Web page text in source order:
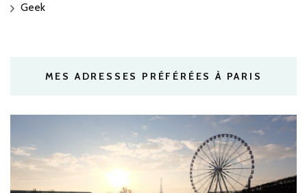
Geek
MES ADRESSES PRÉFÉRÉES À PARIS